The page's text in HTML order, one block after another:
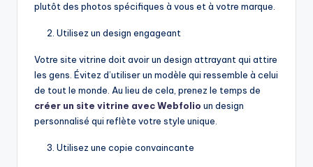
plutôt des photos spécifiques à vous et à votre marque.
Utilisez un design engageant
Votre site vitrine doit avoir un design attrayant qui attire
les gens. Évitez d’utiliser un modèle qui ressemble à celui
de tout le monde. Au lieu de cela, prenez le temps de
créer un site vitrine avec Webfolio un design
personnalisé qui reflète votre style unique.
Utilisez une copie convaincante